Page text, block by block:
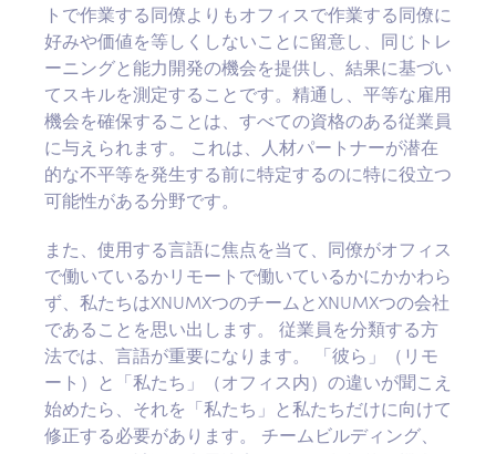
トで作業する同僚よりもオフィスで作業する同僚に
好みや価値を等しくしないことに留意し、同じトレ
ーニングと能力開発の機会を提供し、結果に基づい
てスキルを測定することです。精通し、平等な雇用
機会を確保することは、すべての資格のある従業員
に与えられます。 これは、人材パートナーが潜在
的な不平等を発生する前に特定するのに特に役立つ
可能性がある分野です。
また、使用する言語に焦点を当て、同僚がオフィス
で働いているかリモートで働いているかにかかわら
ず、私たちはXNUMXつのチームとXNUMXつの会社
であることを思い出します。 従業員を分類する方
法では、言語が重要になります。 「彼ら」（リモ
ート）と「私たち」（オフィス内）の違いが聞こえ
始めたら、それを「私たち」と私たちだけに向けて
修正する必要があります。 チームビルディング、